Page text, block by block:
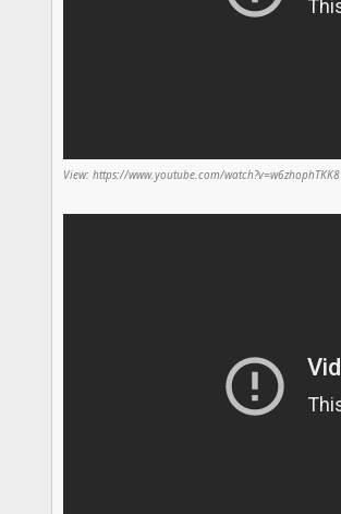
View: https://www.youtube.com/watch?v=w6zhophTKK8